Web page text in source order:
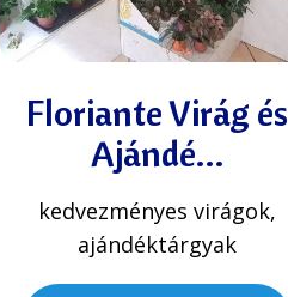
Floriante Virág és
Ajándé…
kedvezményes virágok,
ajándéktárgyak